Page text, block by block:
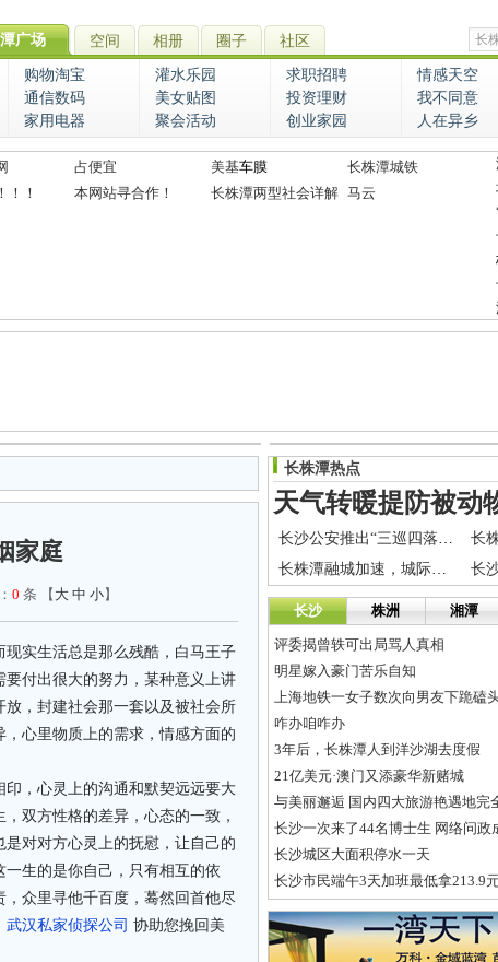
广场 空间 相册 圈子 社区
购物淘宝 灌水乐园 求职招聘 情感天空
通信数码 美女贴图 投资理财 我不同意
家用电器 聚会活动 创业家园 人在异乡
占便宜 美基车膜
长株潭城铁
！！ 本网站寻合作！ 长株潭两型社会详解 马云
家庭
0 条 【 大 中 小】
实生活总是那么残酷，白马王子
付出很大的努力，某种意义上讲
，封建社会那一套以及被社会所
心里物质上的需求，情感方面的
，心灵上的沟通和默契远远要大
双方性格的差异，心态的一致，
对对方心灵上的抚慰，让自己的
生的是你自己，只有相互的依
众里寻他千百度，蓦然回首他尽
武汉私家侦探公司 协助您挽回美
长株潭热点
长沙公安推出“三巡四落实”制度 确保校园安全
长株潭融城加速，城际铁路沿线楼盘或增值？
长沙 株洲 湘潭
评委揭曾轶可出局骂人真相
明星嫁入豪门苦乐自知
上海地铁一女子数次向男友下跪磕
咋办咱咋办
3年后，长株潭人到洋沙湖去度假
21亿美元·澳门又添豪华新赌城
与美丽邂逅 国内四大旅游艳遇地完
长沙一次来了44名博士生 网络问政
长沙城区大面积停水一天
长沙市民端午3天加班最低拿213.9